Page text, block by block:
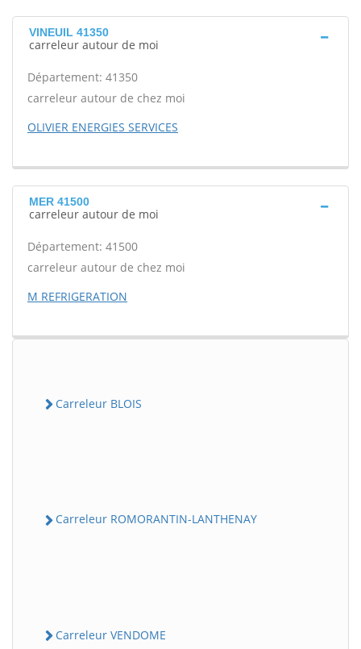
VINEUIL 41350
carreleur autour de moi
Département: 41350
carreleur autour de chez moi
OLIVIER ENERGIES SERVICES
MER 41500
carreleur autour de moi
Département: 41500
carreleur autour de chez moi
M REFRIGERATION
Carreleur BLOIS
Carreleur ROMORANTIN-LANTHENAY
Carreleur VENDOME